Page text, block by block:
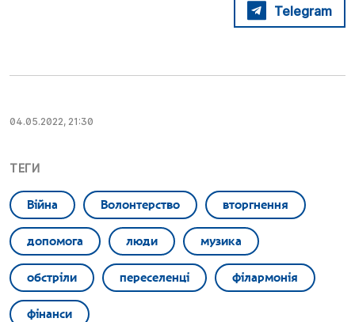
Telegram
04.05.2022, 21:30
ТЕГИ
Війна Волонтерство вторгнення
допомога люди музика
обстріли переселенці філармонія
фінанси